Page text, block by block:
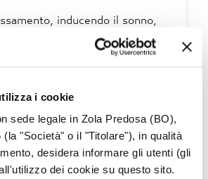
i cookie
sede legale in Zola Predosa (BO),
"Società" o il "Titolare"), in qualità
desidera informare gli utenti (gli
dei cookie su questo sito.
inducendo il sonno,
buona digestione anche